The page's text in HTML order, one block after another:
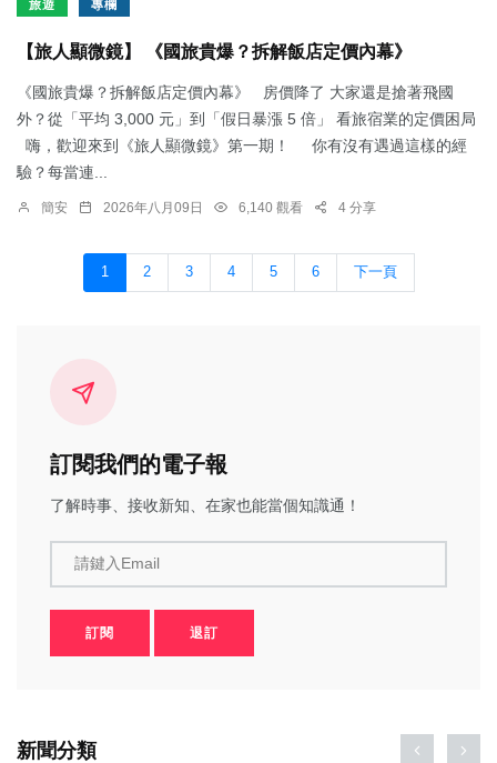
旅遊 專欄
【旅人顯微鏡】 《國旅貴爆？拆解飯店定價內幕》
《國旅貴爆？拆解飯店定價內幕》 房價降了 大家還是搶著飛國
外？從「平均 3,000 元」到「假日暴漲 5 倍」 看旅宿業的定價困局
嗨，歡迎來到《旅人顯微鏡》第一期！ 你有沒有遇過這樣的經
驗？每當連...
簡安 2026年八月09日 6,140 觀看 4 分享
1 2 3 4 5 6 下一頁
訂閱我們的電子報
了解時事、接收新知、在家也能當個知識通！
請鍵入Email
訂閱 退訂
新聞分類